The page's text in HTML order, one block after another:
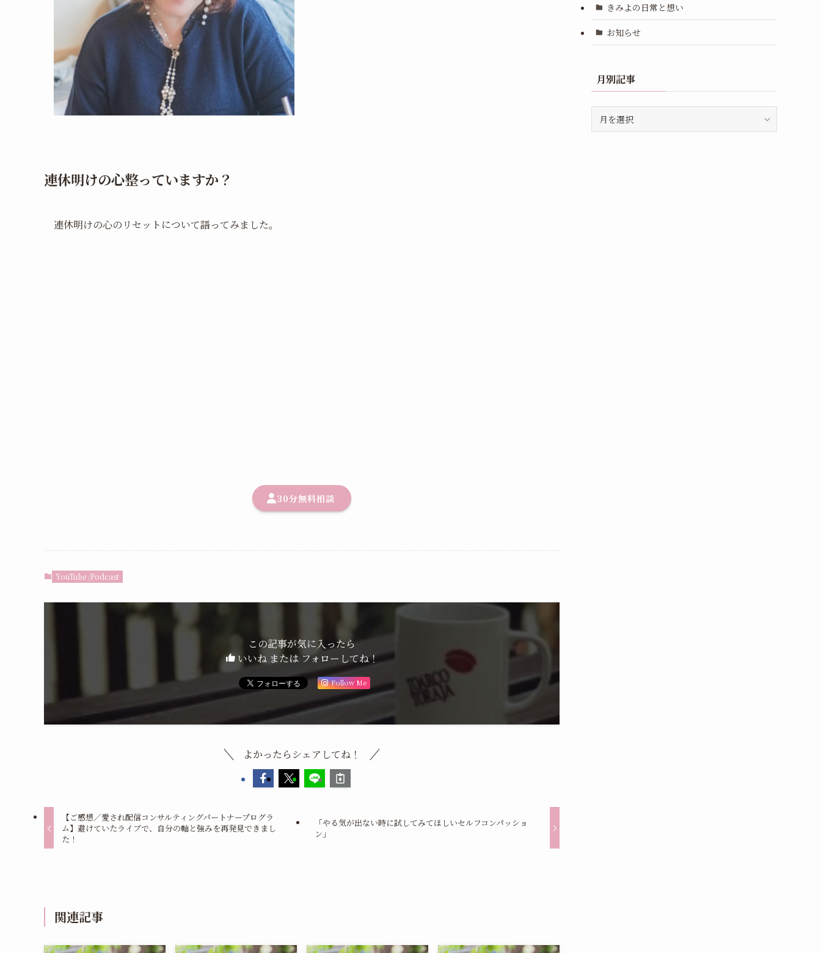
連休明けの心整っていますか？
連休明けの心のリセットについて語ってみました。
30分無料相談
YouTube /Podcast
この記事が気に入ったら
いいね または フォローしてね！
Follow Me
よかったらシェアしてね！
【ご感想／愛され配信コンサルティングパートナープログラ
ム】避けていたライブで、自分の軸と強みを再発見できまし
た！
「やる気が出ない時に試してみてほしいセルフコンパッショ
ン」
関連記事
きみよの日常と想い
お知らせ
月別記事